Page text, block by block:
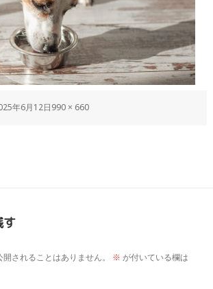
年6月12日990 × 660
す
されることはありません。 ※ が付いている欄は